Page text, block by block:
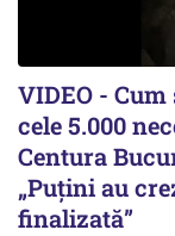
VIDEO -
cele 5.000
Centura
„Puțini au
finalizată”